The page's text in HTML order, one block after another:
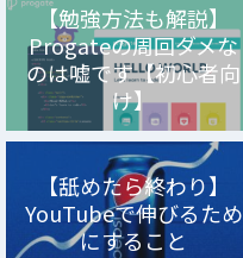
【勉強方法も解説】
Progateの周回ダメな
のは嘘です【初心者向
け】
【舐めたら終わり】
YouTubeで伸びるため
にすること